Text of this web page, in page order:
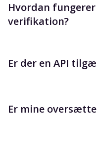
Hvordan
verifikation?
Er der en API
Er mine